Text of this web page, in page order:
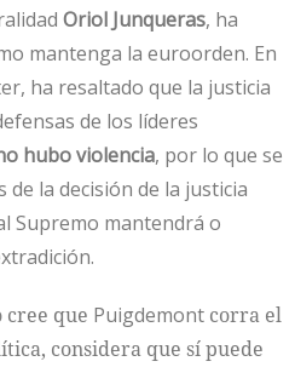
Oriol Junqueras, ha
mantenga la euroorden. En
ha resaltado que la justicia
de los líderes
hubo violencia, por lo que se
la decisión de la justicia
Supremo mantendrá o
cree que Puigdemont corra el
considera que sí puede